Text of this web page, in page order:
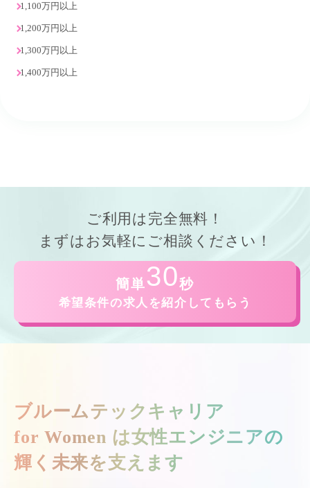
1,100万円以上
1,200万円以上
1,300万円以上
1,400万円以上
ご利用は 完全無料！
まずはお気軽にご相談ください！
簡単30秒
希望条件の求人を紹介してもらう
ブルームテックキャリア
for Women は女性エンジニアの
輝く未来を支えます